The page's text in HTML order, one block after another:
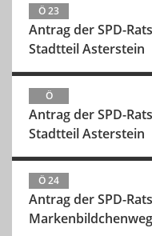
Ö 23
Antrag der SPD-
Stadtteil Asterstein
Ö
Antrag der SPD-
Stadtteil Asterstein
Ö 24
Antrag der SPD-
Markenbildchenweg